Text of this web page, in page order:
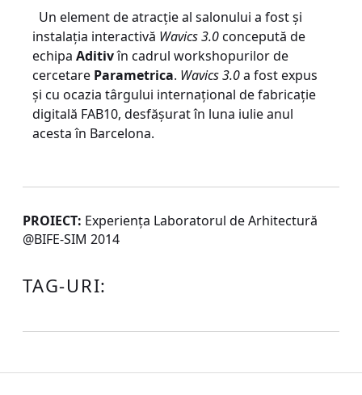
Un element de atracţie al salonului a fost şi
instalaţia interactivă Wavics 3.0concepută de
echipa Aditivîn cadrul workshopurilor de
cercetare Parametrica. Wavics 3.0a fost expus
şi cu ocazia târgului internaţional de fabricaţie
digitală FAB10, desfăşurat în luna iulie anul
acesta în Barcelona.
PROIECT: Experienţa Laboratorul de Arhitectură
@BIFE-SIM 2014
TAG-URI: